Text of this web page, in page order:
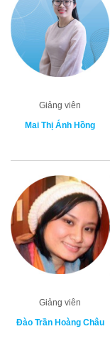
Giảng viên
Mai Thị Ánh Hồng
Giảng viên
Đào Trần Hoàng Châu